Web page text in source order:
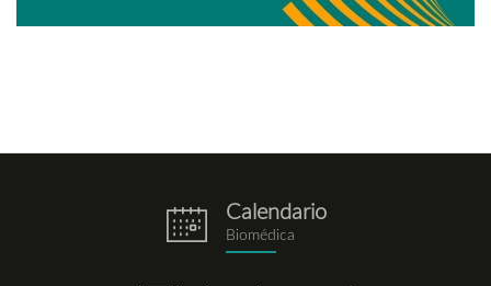
eventos.png
Calendario
Biomédica